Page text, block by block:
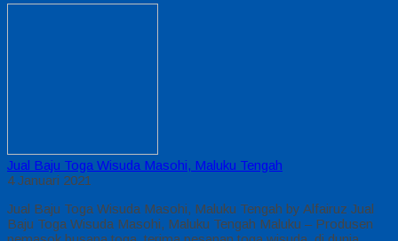
Jual Baju Toga Wisuda Masohi, Maluku Tengah
4 Januari 2021
Jual Baju Toga Wisuda Masohi, Maluku Tengah by Alfairuz Jual
Baju Toga Wisuda Masohi, Maluku Tengah Maluku – Produsen